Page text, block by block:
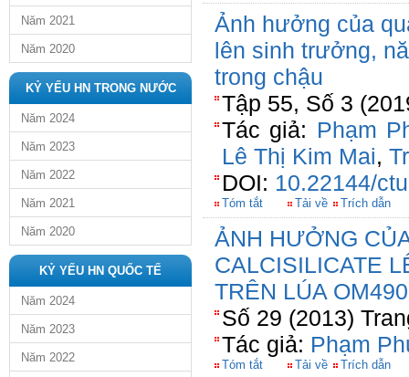
Năm 2021
Năm 2020
KỶ YẾU HN TRONG NƯỚC
Năm 2024
Năm 2023
Năm 2022
Năm 2021
Năm 2020
KỶ YẾU HN QUỐC TẾ
Năm 2024
Năm 2023
Năm 2022
Ảnh hưởng của
lên sinh trưởng,
trong chậu
Tập 55, Số 3
Tác giả: Phạm
Lê Thị Kim Mai,
DOI: 10.22144/
Tóm tắt Tải về Trích dẫn
ẢNH HƯỞNG
CALCISILICATE
TRÊN LÚA
Số 29 (2013)
Tác giả: Phạm
Tóm tắt Tải về Trích dẫn